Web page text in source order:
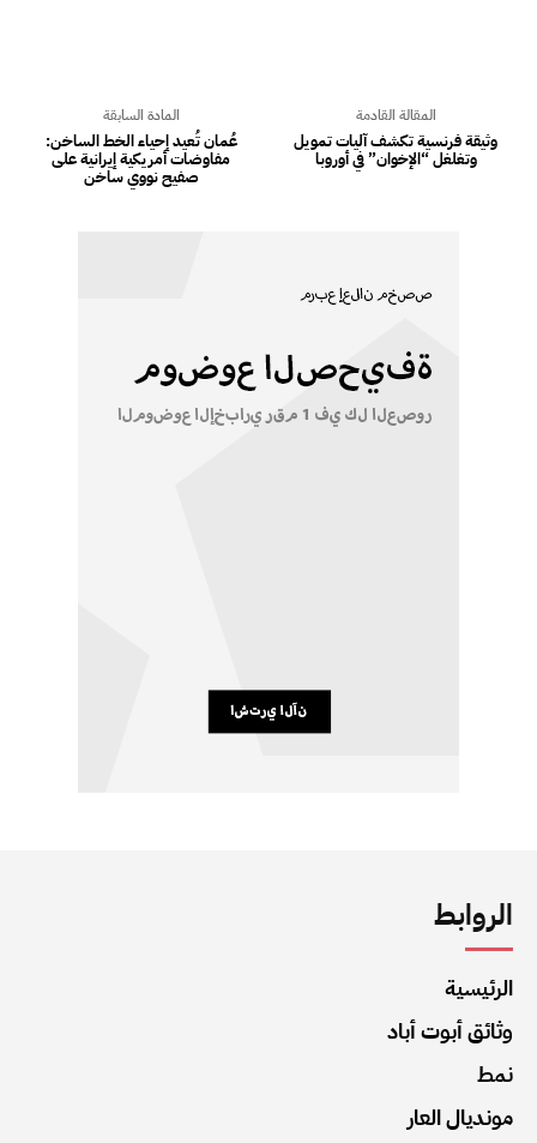
المادة السابقة
عُمان تُعيد إحياء الخط الساخن:
مفاوضات أمريكية إيرانية على
صفيح نووي ساخن
المقالة القادمة
وثيقة فرنسية تكشف آليات تمويل
وتغلغل “الإخوان” في أوروبا
الروابط
الرئيسية
وثائق أبوت أباد
نمط
مونديال العار